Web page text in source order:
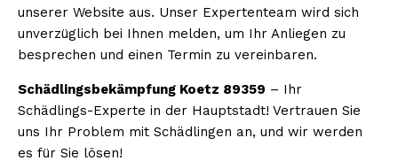
unserer Website aus. Unser Expertenteam wird sich
unverzüglich bei Ihnen melden, um Ihr Anliegen zu
besprechen und einen Termin zu vereinbaren.
Schädlingsbekämpfung Koetz 89359 – Ihr
Schädlings-Experte in der Hauptstadt! Vertrauen Sie
uns Ihr Problem mit Schädlingen an, und wir werden
es für Sie lösen!